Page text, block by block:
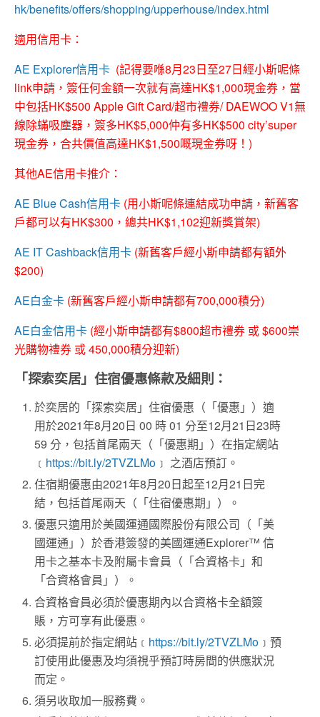
hk/benefits/offers/shopping/upperhouse/index.html
適用信用卡：
AE Explorer信用卡 (記得要喺8月23日至27日經小斯呢條
link申請，簽任何金額一次就有高達HK$1,000現金券，當
中包括HK$500 Apple Gift Card/超市禮券/ DAEWOO V1無
線除蟎吸塵器，簽多HK$5,000仲有多HK$500 city’super
現金券，合共價值高達HK$1,500嘅現金券呀！)
其他AE信用卡推介：
AE Blue Cash信用卡 (用小斯呢條連結成功申請，新舊客
戶都可以有HK$300，總共HK$1,102迎新獎賞架)
AE IT Cashback信用卡 (新舊客戶經小斯申請都有額外
$200)
AE白金卡 (新舊客戶經小斯申請都有700,000積分)
AE白金信用卡 (經小斯申請都有$800超市禮券 或 $600崇
光購物禮券 或 450,000積分迎新)
「探索奕居」住宿優惠條款及細則：
於奕居的「探索奕居」住宿優惠（「優惠」）適
用於2021年8月20日 00 時 01 分至12月21日23時
59 分，包括首尾兩天（「優惠期」）在指定網站
﹝ https://bit.ly/2TVZLMo ﹞ 之酒店預訂。
住宿期優惠由2021年8月20日起至12月21日完
結，包括首尾兩天（「住宿優惠期」）。
優惠只適用於美國運通國際股份有限公司（「美
國運通」）於香港簽發的美國運通Explorer™ 信
用卡之基本卡及附屬卡會員（「合資格卡」和
「合資格會員」）。
合資格會員必須於優惠期內以合資格卡全額簽
賬，方可享有此優惠。
必須提前於指定網站﹝ https://bit.ly/2TVZLMo ﹞預
訂使用此優惠及均須視乎預訂時房間的供應狀況
而定。
須另收取加一服務費。